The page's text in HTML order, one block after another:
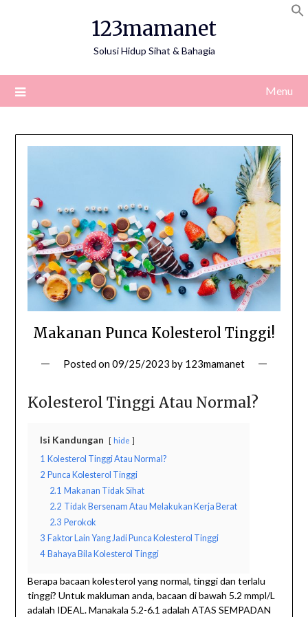
123mamanet
Solusi Hidup Sihat & Bahagia
Menu
Makanan Punca Kolesterol Tinggi!
Posted on09/25/2023 by 123mamanet
Kolesterol Tinggi Atau Normal?
Isi Kandungan hide
1 Kolesterol Tinggi Atau Normal?
2 Punca Kolesterol Tinggi
2.1 Makanan Tidak Sihat
2.2 Tidak Bersenam Atau Melakukan Kerja Berat
2.3 Perokok
3 Faktor Lain Yang Jadi Punca Kolesterol Tinggi
4 Bahaya Bila Kolesterol Tinggi
Berapa bacaan kolesterol yang normal, tinggi dan terlalu
tinggi? Untuk makluman anda, bacaan di bawah 5.2 mmpl/L
adalah IDEAL. Manakala 5.2-6.1 adalah ATAS SEMPADAN